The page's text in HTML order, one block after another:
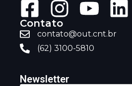
Contato
contato@out.cnt.br
(62) 3100-5810
Newsletter